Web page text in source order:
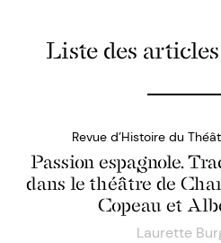
Liste des
Revue d’Histoire du
Passion espagnole.
dans le théâtre de
Copeau et
Laurette